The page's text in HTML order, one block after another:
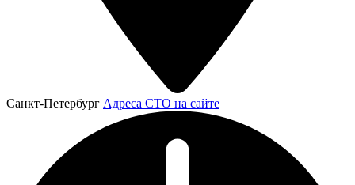
Санкт-Петербург Адреса СТО на сайте